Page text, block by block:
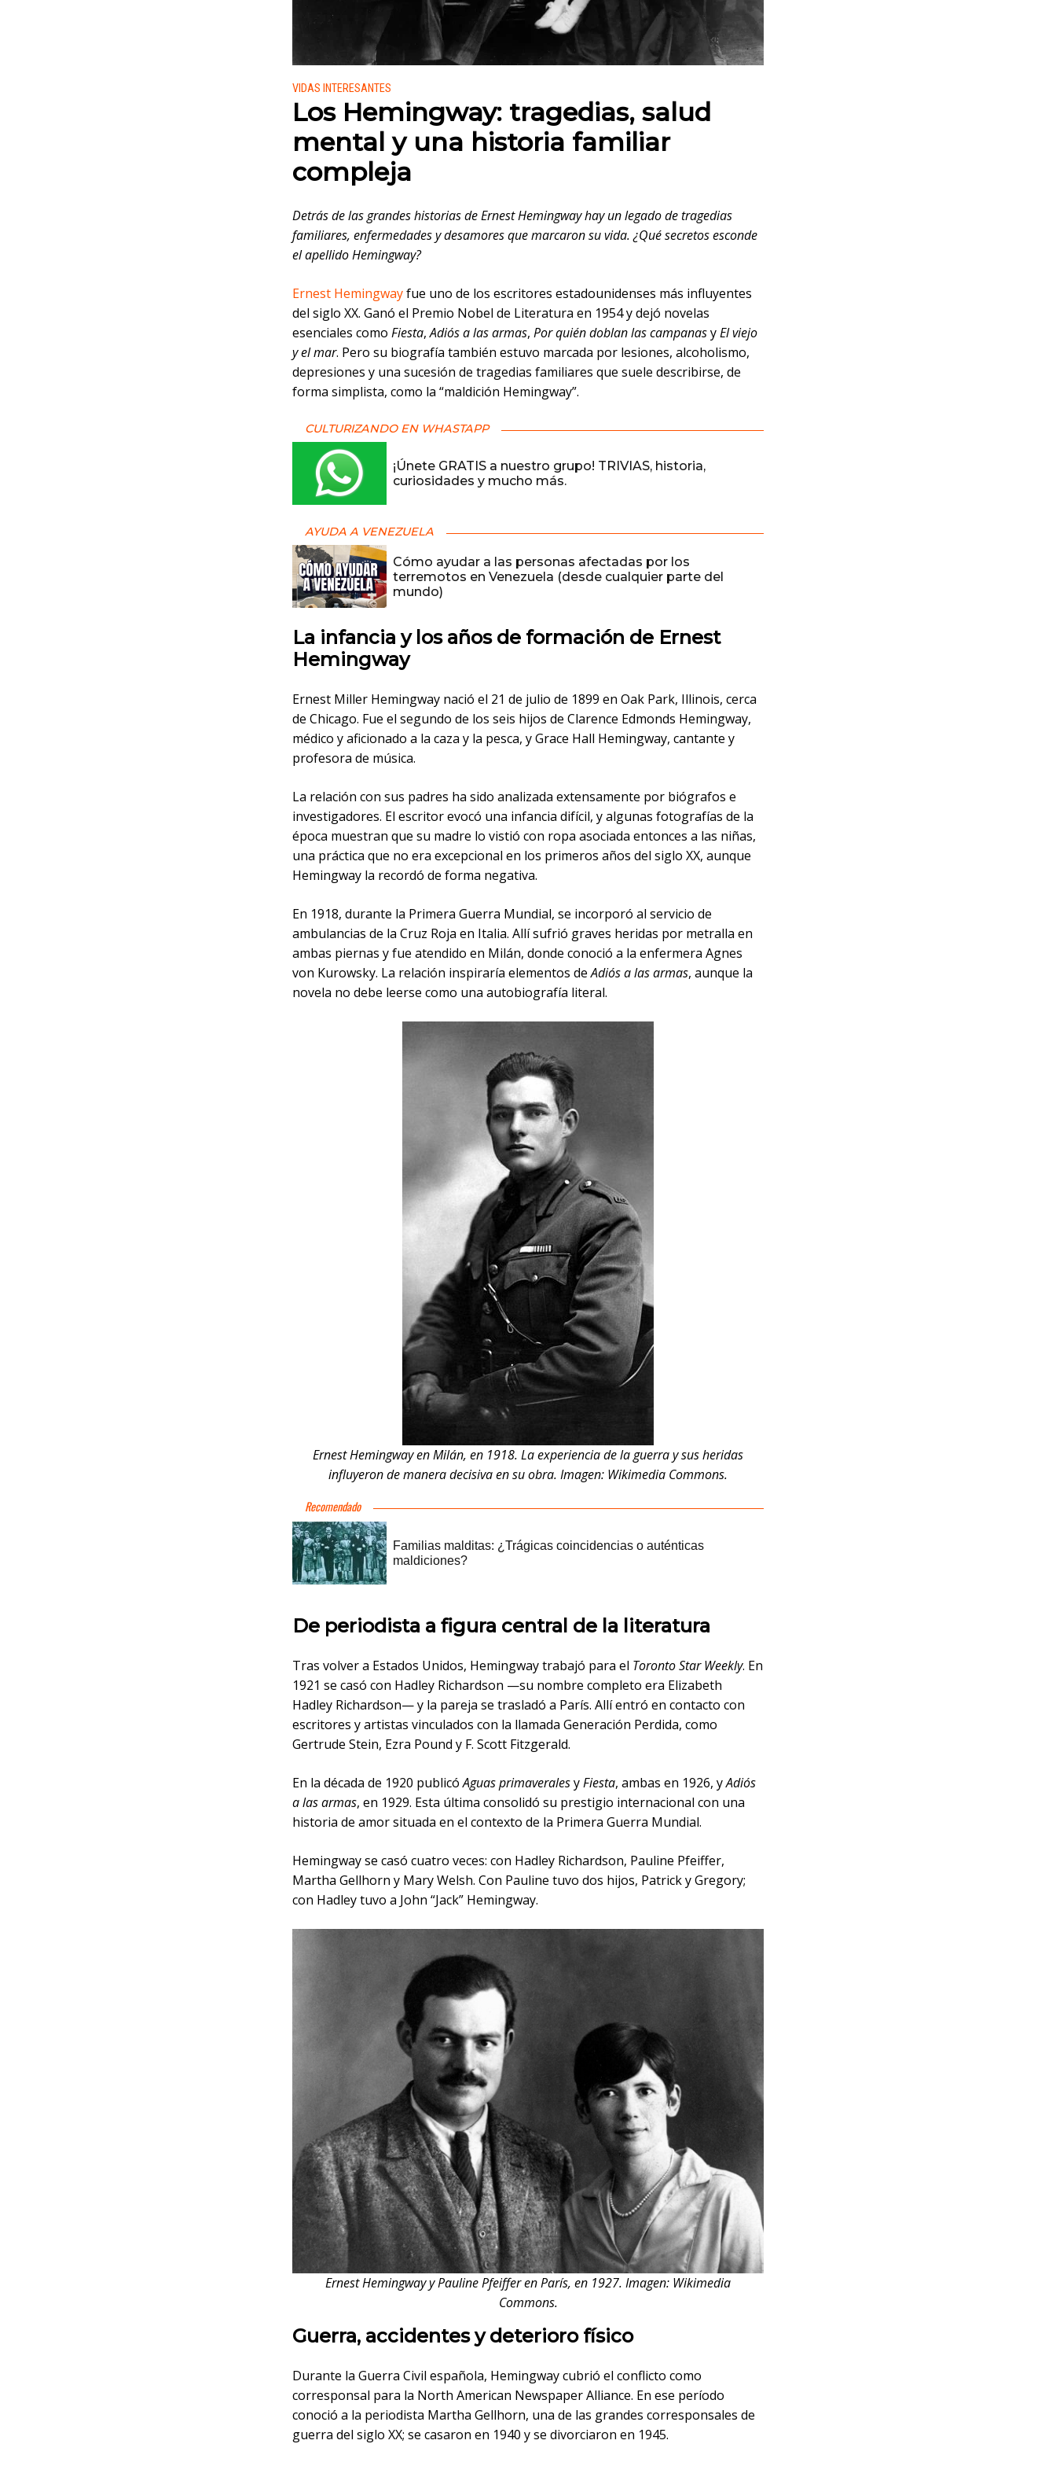
Publicado en:
VIDAS INTERESANTES
Los Hemingway: tragedias, salud
mental y una historia familiar
compleja
Detrás de las grandes historias de Ernest Hemingway hay un legado de tragedias
familiares, enfermedades y desamores que marcaron su vida. ¿Qué secretos esconde
el apellido Hemingway?
Ernest Hemingwayfue uno de los escritores estadounidenses más influyentes
del siglo XX. Ganó el Premio Nobel de Literatura en 1954 y dejó novelas
esenciales como Fiesta,Adiós a las armas, Por quién doblan las campanasyEl viejo
y el mar. Pero su biografía también estuvo marcada por lesiones, alcoholismo,
depresiones y una sucesión de tragedias familiares que suele describirse, de
forma simplista, como la “maldición Hemingway”.
CULTURIZANDO EN WHASTAPP
¡Únete GRATIS a nuestro grupo! TRIVIAS, historia,
curiosidades y mucho más.
AYUDA A VENEZUELA
Cómo ayudar a las personas afectadas por los
terremotos en Venezuela (desde cualquier parte del
mundo)
La infancia y los años de formación de Ernest
Hemingway
Ernest Miller Hemingway nació el 21 de julio de 1899 en Oak Park, Illinois, cerca
de Chicago. Fue el segundo de los seis hijos de Clarence Edmonds Hemingway,
médico y aficionado a la caza y la pesca, y Grace Hall Hemingway, cantante y
profesora de música.
La relación con sus padres ha sido analizada extensamente por biógrafos e
investigadores. El escritor evocó una infancia difícil, y algunas fotografías de la
época muestran que su madre lo vistió con ropa asociada entonces a las niñas,
una práctica que no era excepcional en los primeros años del siglo XX, aunque
Hemingway la recordó de forma negativa.
En 1918, durante la Primera Guerra Mundial, se incorporó al servicio de
ambulancias de la Cruz Roja en Italia. Allí sufrió graves heridas por metralla en
ambas piernas y fue atendido en Milán, donde conoció a la enfermera Agnes
von Kurowsky. La relación inspiraría elementos deAdiós a las armas, aunque la
novela no debe leerse como una autobiografía literal.
Ernest Hemingway en Milán, en 1918. La experiencia de la guerra y sus heridas
influyeron de manera decisiva en su obra. Imagen: Wikimedia Commons.
De periodista a figura central de la literatura
Tras volver a Estados Unidos, Hemingway trabajó para el Toronto Star Weekly. En
1921 se casó con Hadley Richardson —su nombre completo era Elizabeth
Hadley Richardson— y la pareja se trasladó a París. Allí entró en contacto con
escritores y artistas vinculados con la llamada Generación Perdida, como
Gertrude Stein, Ezra Pound y F. Scott Fitzgerald.
En la década de 1920 publicóAguas primaveralesyFiesta, ambas en 1926, yAdiós
a las armas, en 1929. Esta última consolidó su prestigio internacional con una
historia de amor situada en el contexto de la Primera Guerra Mundial.
Hemingway se casó cuatro veces: con Hadley Richardson, Pauline Pfeiffer,
Martha Gellhorn y Mary Welsh. Con Pauline tuvo dos hijos, Patrick y Gregory;
con Hadley tuvo a John “Jack” Hemingway.
Ernest Hemingway y Pauline Pfeiffer en París, en 1927. Imagen: Wikimedia
Commons.
Guerra, accidentes y deterioro físico
Durante la Guerra Civil española, Hemingway cubrió el conflicto como
corresponsal para la North American Newspaper Alliance. En ese período
conoció a la periodista Martha Gellhorn, una de las grandes corresponsales de
guerra del siglo XX; se casaron en 1940 y se divorciaron en 1945.